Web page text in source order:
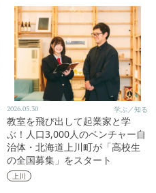
2026.05.30 学ぶ／知る
教室を飛び出して起業家と学
ぶ！人口3,000人のベンチャー自
治体・北海道上川町が「高校生
の全国募集」をスタート
上川